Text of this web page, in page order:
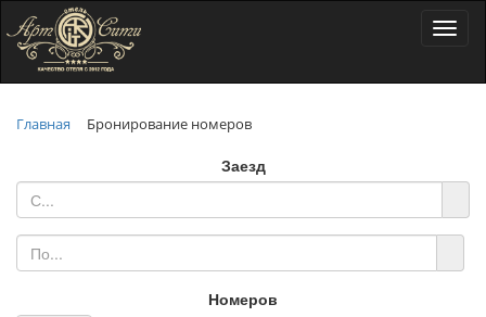
Главная Бронирование номеров
Заезд
Номеров